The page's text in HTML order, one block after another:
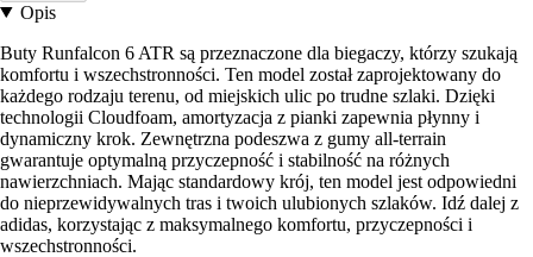
Opis
Buty Runfalcon 6 ATR są przeznaczone dla biegaczy, którzy szukają
komfortu i wszechstronności. Ten model został zaprojektowany do
każdego rodzaju terenu, od miejskich ulic po trudne szlaki. Dzięki
technologii Cloudfoam, amortyzacja z pianki zapewnia płynny i
dynamiczny krok. Zewnętrzna podeszwa z gumy all-terrain
gwarantuje optymalną przyczepność i stabilność na różnych
nawierzchniach. Mając standardowy krój, ten model jest odpowiedni
do nieprzewidywalnych tras i twoich ulubionych szlaków. Idź dalej z
adidas, korzystając z maksymalnego komfortu, przyczepności i
wszechstronności.